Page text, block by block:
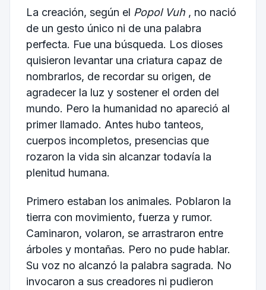
La creación, según el Popol Vuh, no nació
de un gesto único ni de una palabra
perfecta. Fue una búsqueda. Los dioses
quisieron levantar una criatura capaz de
nombrarlos, de recordar su origen, de
agradecer la luz y sostener el orden del
mundo. Pero la humanidad no apareció al
primer llamado. Antes hubo tanteos,
cuerpos incompletos, presencias que
rozaron la vida sin alcanzar todavía la
plenitud humana.
Primero estaban los animales. Poblaron la
tierra con movimiento, fuerza y ​​rumor.
Caminaron, volaron, se arrastraron entre
árboles y montañas. Pero no pude hablar.
Su voz no alcanzó la palabra sagrada. No
invocaron a sus creadores ni pudieron